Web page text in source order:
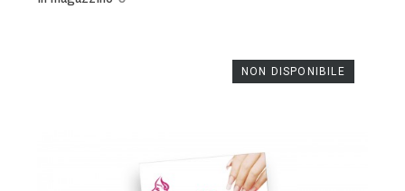
NON DISPONIBILE